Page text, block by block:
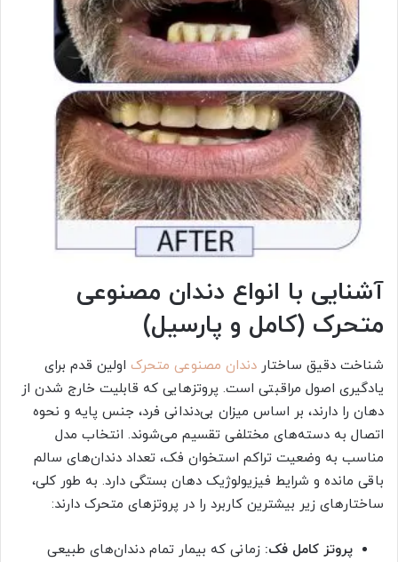
آشنایی با انواع دندان مصنوعی
متحرک (کامل و پارسیل)
شناخت دقیق ساختار دندان مصنوعی متحرک اولین قدم برای
یادگیری اصول مراقبتی است. پروتزهایی که قابلیت خارج شدن از
دهان را دارند، بر اساس میزان بی‌دندانی فرد، جنس پایه و نحوه
اتصال به دسته‌های مختلفی تقسیم می‌شوند. انتخاب مدل
مناسب به وضعیت تراکم استخوان فک، تعداد دندان‌های سالم
باقی مانده و شرایط فیزیولوژیک دهان بستگی دارد. به طور کلی،
ساختارهای زیر بیشترین کاربرد را در پروتزهای متحرک دارند:
پروتز کامل فک: زمانی که بیمار تمام دندان‌های طبیعی